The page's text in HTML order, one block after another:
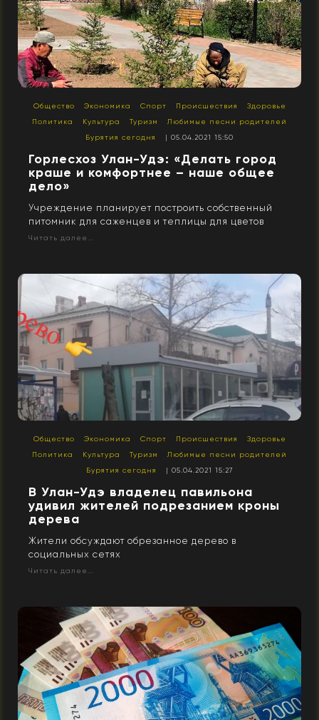
Общество Экономика Спорт Происшествия
Здоровье
Политика
Культура Туризм
Любимые песни родителей
Бурятия сегодня
| 05.04.2021 15:50
Горлесхоз Улан-Удэ: «Делать город
краше и комфортнее – наше общее
дело»
Учреждение планирует построить собственный
питомник для саженцев и теплицы для цветов
Читать далее...
Общество Экономика Спорт Происшествия
Здоровье
Политика
Культура Туризм
Любимые песни родителей
Бурятия сегодня
| 05.04.2021 15:27
В Улан-Удэ владелец павильона
удивил жителей подрезанием кроны
дерева
Жители обсуждают обрезанное дерево в
социальных сетях
Читать далее...